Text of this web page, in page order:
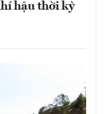
hậu thời kỳ